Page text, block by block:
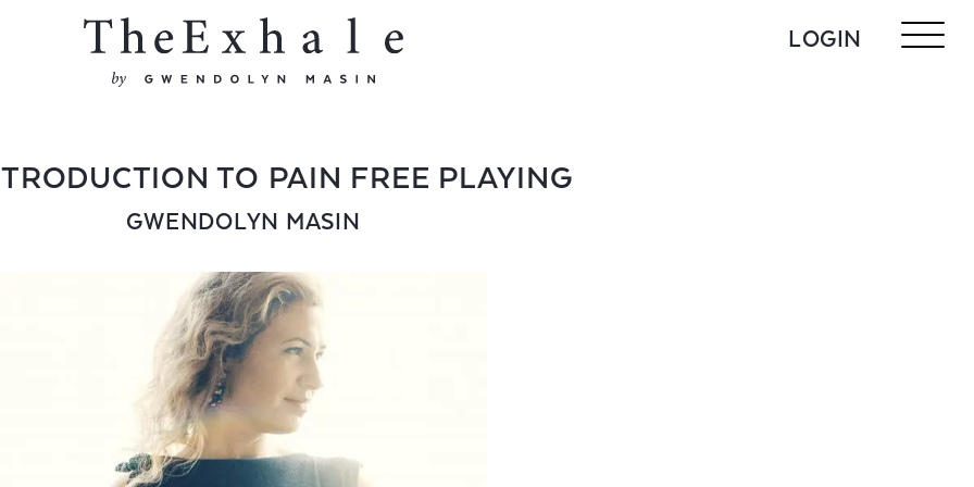
LOGIN
TO PAIN FREE PLAYING
GWENDOLYN MASIN